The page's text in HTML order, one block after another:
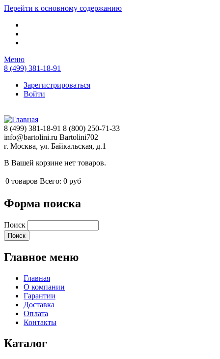
Перейти к основному содержанию
Меню
8 (499) 381-18-91
Зарегистрироваться
Войти
8 (499) 381-18-91 8 (800) 250-71-33
info@bartolini.ru Bartolini702
г. Москва, ул. Байкальская, д.1
В Вашей корзине нет товаров.
0 товаров Всего: 0 руб
Форма поиска
Поиск
Главное меню
Главная
О компании
Гарантии
Доставка
Оплата
Контакты
Каталог